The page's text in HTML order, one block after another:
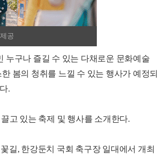
공
누구나 즐길 수 있는 다채로운 문화예술
봄의 청취를 느낄 수 있는 행사가 예정되
.
고 있는 축제 및 행사를 소개한다.
길, 한강둔치 국회 축구장 일대에서 개최